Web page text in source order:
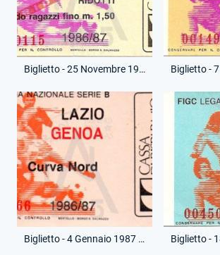
Biglietto - 25 Novembre 1986 - Campionato Serie B - Lazio-Taranto
Biglietto - 4 Gennaio 1987 - Campionato Serie B - Lazio-Genoa